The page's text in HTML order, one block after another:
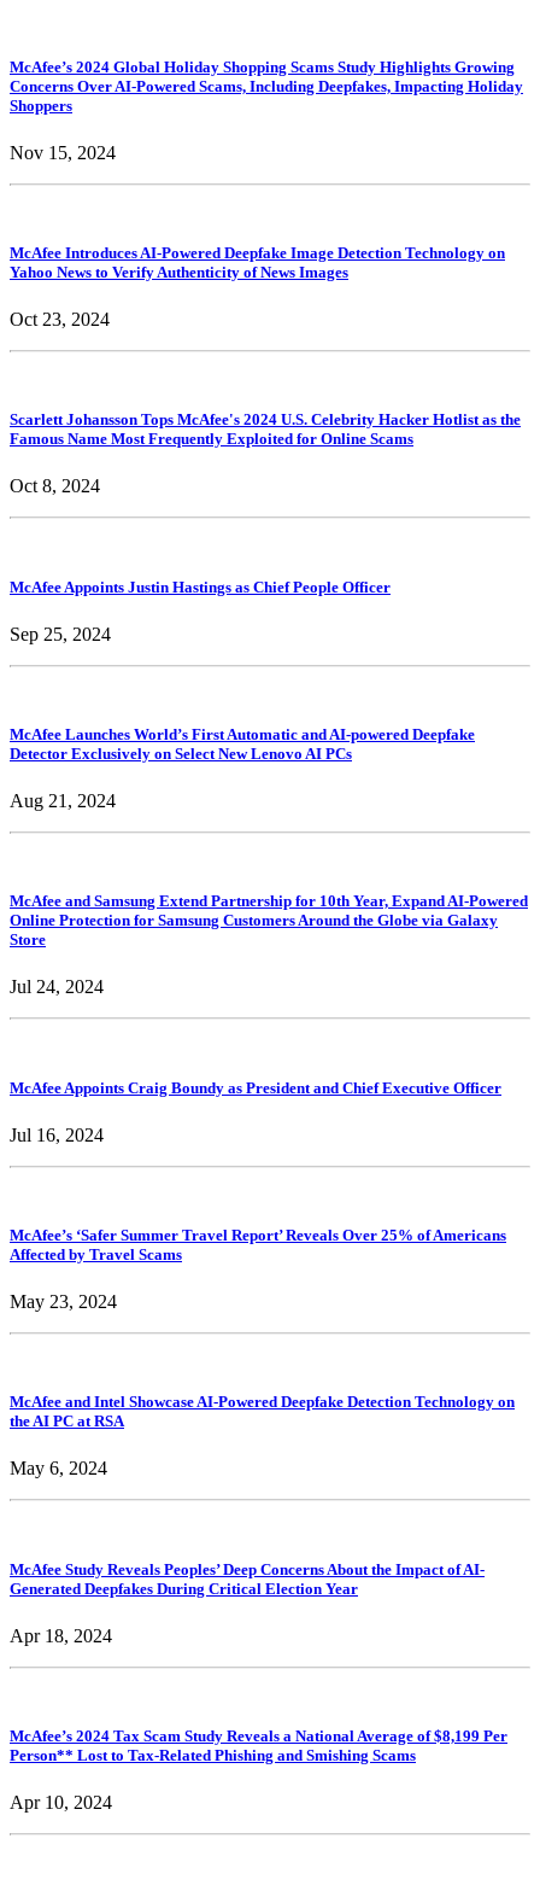
McAfee’s 2024 Global Holiday Shopping Scams Study Highlights Growing
Concerns Over AI-Powered Scams, Including Deepfakes, Impacting Holiday
Shoppers
Nov 15, 2024
McAfee Introduces AI-Powered Deepfake Image Detection Technology on
Yahoo News to Verify Authenticity of News Images
Oct 23, 2024
Scarlett Johansson Tops McAfee's 2024 U.S. Celebrity Hacker Hotlist as the
Famous Name Most Frequently Exploited for Online Scams
Oct 8, 2024
McAfee Appoints Justin Hastings as Chief People Officer
Sep 25, 2024
McAfee Launches World’s First Automatic and AI-powered Deepfake
Detector Exclusively on Select New Lenovo AI PCs
Aug 21, 2024
McAfee and Samsung Extend Partnership for 10th Year, Expand AI-Powered
Online Protection for Samsung Customers Around the Globe via Galaxy
Store
Jul 24, 2024
McAfee Appoints Craig Boundy as President and Chief Executive Officer
Jul 16, 2024
McAfee’s ‘Safer Summer Travel Report’ Reveals Over 25% of Americans
Affected by Travel Scams
May 23, 2024
McAfee and Intel Showcase AI-Powered Deepfake Detection Technology on
the AI PC at RSA
May 6, 2024
McAfee Study Reveals Peoples’ Deep Concerns About the Impact of AI-
Generated Deepfakes During Critical Election Year
Apr 18, 2024
McAfee’s 2024 Tax Scam Study Reveals a National Average of $8,199 Per
Person** Lost to Tax-Related Phishing and Smishing Scams
Apr 10, 2024